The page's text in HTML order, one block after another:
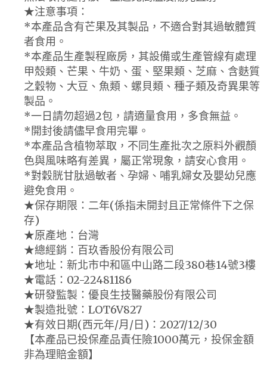
★注意事項：
*本產品含有芒果及其製品，不適合對其過敏體質
者食用。
*本產品生產製程廠房，其設備或生產管線有處理
甲殼類、芒果、牛奶、蛋、堅果類、芝麻、含麩質
之穀物、大豆、魚類、螺貝類、種子類及奇異果等
製品。
*一日請勿超過2包，請適量食用，多食無益。
*開封後請儘早食用完畢。
*本產品含植物萃取，不同生產批次之原料外觀顏
色與風味略有差異，屬正常現象，請安心食用。
*對穀胱甘肽過敏者、孕婦、哺乳婦女及嬰幼兒應
避免食用。
★保存期限：二年(係指未開封且正常條件下之保
存)
★原產地：台灣
★總經銷：百玖香股份有限公司
★地址：新北市中和區中山路二段380巷14號3樓
★電話：02-22481186
★研發監製：優良生技醫藥股份有限公司
★製造批號：LOT6V827
★有效日期(西元年/月/日)：2027/12/30
【本產品已投保產品責任險1000萬元，投保金額
非為理賠金額】